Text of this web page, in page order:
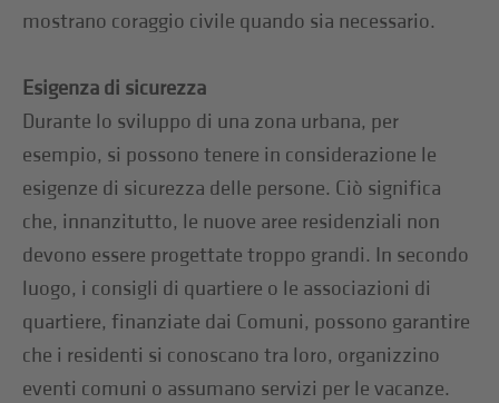
mostrano coraggio civile quando sia necessario.
Esigenza di sicurezza
Durante lo sviluppo di una zona urbana, per
esempio, si possono tenere in considerazione le
esigenze di sicurezza delle persone. Ciò significa
che, innanzitutto, le nuove aree residenziali non
devono essere progettate troppo grandi. In secondo
luogo, i consigli di quartiere o le associazioni di
quartiere, finanziate dai Comuni, possono garantire
che i residenti si conoscano tra loro, organizzino
eventi comuni o assumano servizi per le vacanze.